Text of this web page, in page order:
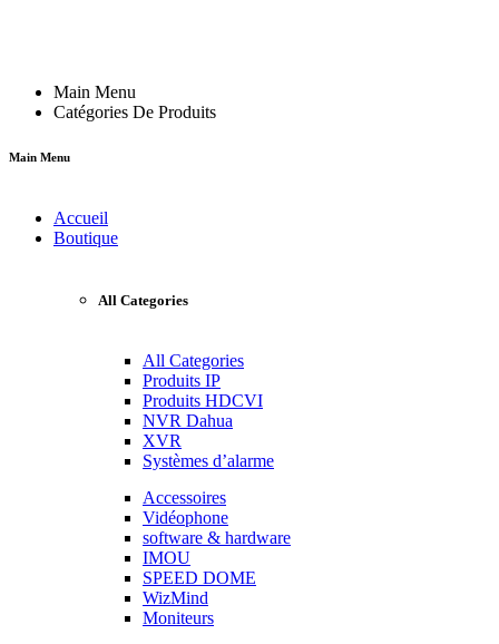
Main Menu
Catégories De Produits
Main Menu
Accueil
Boutique
All Categories
All Categories
Produits IP
Produits HDCVI
NVR Dahua
XVR
Systèmes d’alarme
Accessoires
Vidéophone
software & hardware
IMOU
SPEED DOME
WizMind
Moniteurs